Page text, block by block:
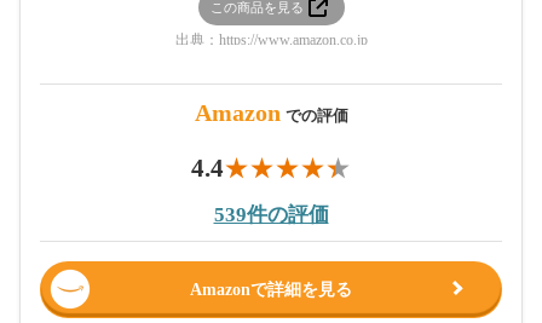
この商品を見る
出典： https://www.amazon.co.jp
Amazon での評価
4.4
539件の評価
Amazonで詳細を見る